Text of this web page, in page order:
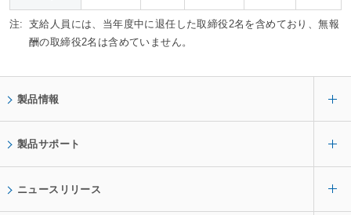
注: 支給人員には、当年度中に退任した取締役2名を含めており、無報
酬の取締役2名は含めていません。
製品情報
製品サポート
ニュースリリース